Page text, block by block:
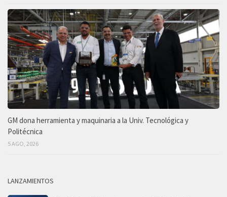
GM dona herramienta y maquinaria a la Univ. Tecnológica y
Politécnica
5 AGO, 2026
LANZAMIENTOS